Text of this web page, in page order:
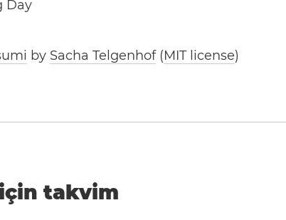
Day
by Sacha Telgenhof(MIT license)
takvim